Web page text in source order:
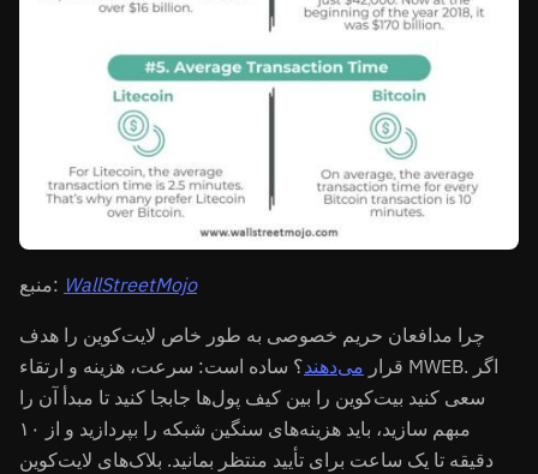
منبع: WallStreetMojo
چرا مدافعان حریم خصوصی به طور خاص لایت‌کوین را هدف
قرار می‌دهند؟ ساده است: سرعت، هزینه و ارتقاء MWEB. اگر
سعی کنید بیت‌کوین را بین کیف پول‌ها جابجا کنید تا مبدأ آن را
مبهم سازید، باید هزینه‌های سنگین شبکه را بپردازید و از ۱۰
دقیقه تا یک ساعت برای تأیید منتظر بمانید. بلاک‌های لایت‌کوین